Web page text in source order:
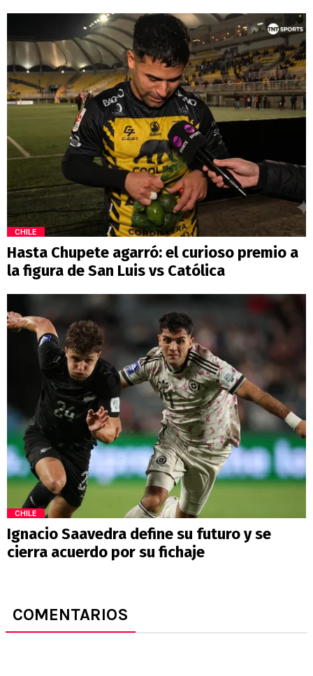
CHILE
Hasta Chupete agarró: el curioso premio a
la figura de San Luis vs Católica
CHILE
Ignacio Saavedra define su futuro y se
cierra acuerdo por su fichaje
COMENTARIOS